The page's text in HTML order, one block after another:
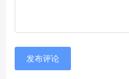
发布评论